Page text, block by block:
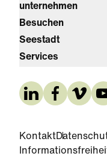
unternehmen
Besuchen
Seestadt
Services
Kontakt